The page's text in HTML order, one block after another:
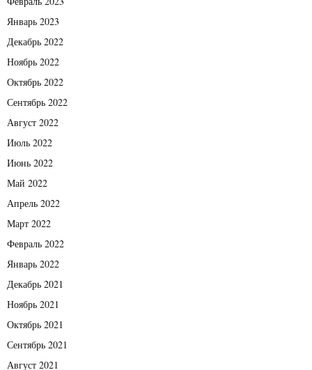
Январь 2023
Декабрь 2022
Ноябрь 2022
Октябрь 2022
Сентябрь 2022
Август 2022
Июль 2022
Июнь 2022
Май 2022
Апрель 2022
Март 2022
Февраль 2022
Январь 2022
Декабрь 2021
Ноябрь 2021
Октябрь 2021
Сентябрь 2021
Август 2021